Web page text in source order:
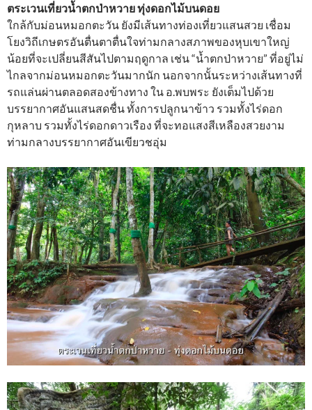
ตระเวนเที่ยวน้ำตกป่าหวาย ทุ่งดอกไม้บนดอย
ใกล้กับม่อนหมอกตะวัน ยังมีเส้นทางท่องเที่ยวแสนสวย เชื่อม
โยงวิถีเกษตรอันตื่นตาตื่นใจท่ามกลางสภาพของหุบเขาใหญ่
น้อยที่จะเปลี่ยนสีสันไปตามฤดูกาล เช่น “น้ำตกป่าหวาย” ที่อยู่ไม่
ไกลจากม่อนหมอกตะวันมากนัก นอกจากนั้นระหว่างเส้นทางที่
รถแล่นผ่านตลอดสองข้างทาง ใน อ.พบพระ ยังเต็มไปด้วย
บรรยากาศอันแสนสดชื่น ทั้งการปลูกนาข้าว รวมทั้งไร่ดอก
กุหลาบ รวมทั้งไร่ดอกดาวเรือง ที่จะทอแสงสีเหลืองสวยงาม
ท่ามกลางบรรยากาศอันเขียวชอุ่ม